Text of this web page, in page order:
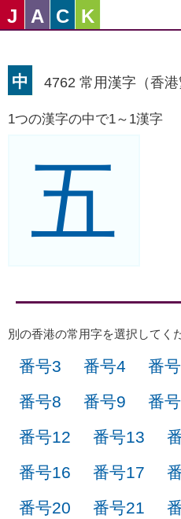
J A C K
中 4762 常用漢字（香
1つの漢字の中で1～1漢字
五
別の香港の常用字を選択してく
番号3 番号4 番
番号8
番号9 番
番号12
番号13
番号16
番号17
番号20
番号21